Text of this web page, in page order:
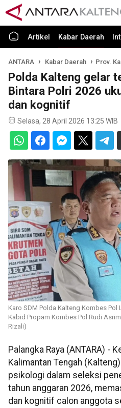
Artikel Kabar Daerah
ANTARA Kabar Daerah Prov.
Polda Kalteng gelar
Bintara Polri 2026
dan kognitif
Selasa, 28 April 2026 13:25 WIB
Karo SDM Polda Kalteng Kombes Pol
Kabid Propam Kombes Pol Rudi
Rizali)
Palangka Raya (ANTARA) -
Kalimantan Tengah
psikologi dalam seleksi
tahun anggaran 2026,
dan kognitif calon anggota